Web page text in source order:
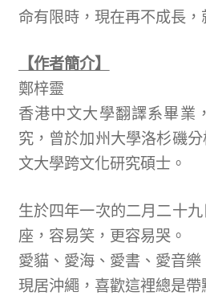
命有限時，現在再不成長，
【作者簡介】
鄭梓靈
香港中文大學翻譯系畢業
究，曾於加州大學洛杉磯
文大學跨文化研究碩士。
生於四年一次的二月二十
座，容易笑，更容易哭。
愛貓、愛海、愛書、愛音樂
現居沖繩，喜歡這裡總是帶